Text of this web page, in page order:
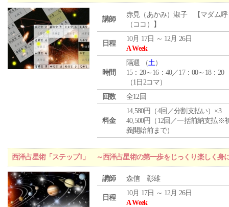
講師
赤見（あかみ）淑子 【マダム呼
（ココ）】
日程
10月 17日 ～ 12月 26日
A Week
時間
隔週 （土）
15：20～16：40／17：00～18：20
（1日2コマ）
回数
全12回
料金
14,580円（4回／分割支払い）×3
40,500円（12回／一括前納支払※
義開始前まで）
西洋占星術「ステップ1」 ～西洋占星術の第一歩をじっくり楽しく身
講師 森信 彰雄
日程
10月 17日 ～ 12月 26日
A Week